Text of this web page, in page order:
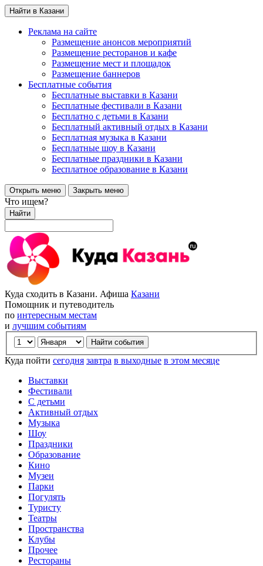
Найти в Казани
Реклама на сайте
Размещение анонсов мероприятий
Размещение ресторанов и кафе
Размещение мест и площадок
Размещение баннеров
Бесплатные события
Бесплатные выставки в Казани
Бесплатные фестивали в Казани
Бесплатно с детьми в Казани
Бесплатный активный отдых в Казани
Бесплатная музыка в Казани
Бесплатные шоу в Казани
Бесплатные праздники в Казани
Бесплатное образование в Казани
Открыть меню Закрыть меню
Что ищем?
Найти
Куда сходить в Казани. Афиша Казани
Помощник и путеводитель
по интересным местам
и лучшим событиям
Куда пойти сегодня завтра в выходные в этом месяце
Выставки
Фестивали
С детьми
Активный отдых
Музыка
Шоу
Праздники
Образование
Кино
Музеи
Парки
Погулять
Туристу
Театры
Пространства
Клубы
Прочее
Рестораны